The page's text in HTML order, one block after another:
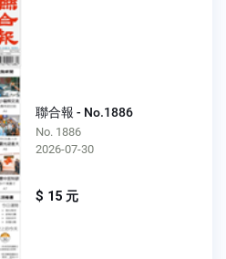
聯合報 - No.1886
No. 1886
2026-07-30
$ 15 元